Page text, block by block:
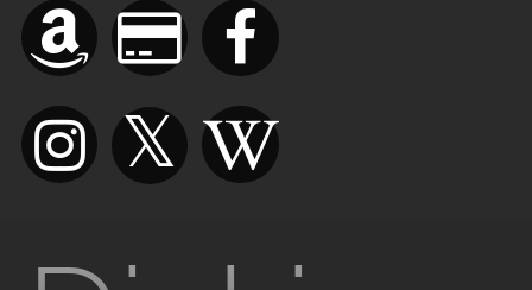
Citations
Bibliographie
Dossiers dickiens